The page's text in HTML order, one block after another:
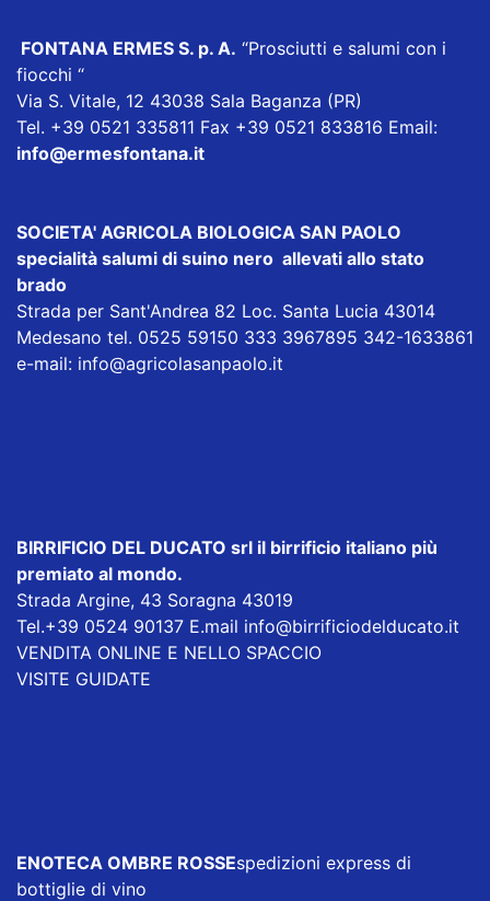
FONTANA ERMES S. p. A. “Prosciutti e salumi con i
fiocchi “
Via S. Vitale, 12 43038 Sala Baganza (PR)
Tel. +39 0521 335811 Fax +39 0521 833816 Email:
info@ermesfontana.it
SOCIETA' AGRICOLA BIOLOGICA SAN PAOLO
specialità salumi di suino nero allevati allo stato
brado
Strada per Sant'Andrea 82 Loc. Santa Lucia 43014
Medesano tel. 0525 59150 333 3967895 342-1633861
e-mail: info@agricolasanpaolo.it
BIRRIFICIO DEL DUCATO srl il birrificio italiano più
premiato al mondo.
Strada Argine, 43 Soragna 43019
Tel.+39 0524 90137 E.mail info@birrificiodelducato.it
VENDITA ONLINE E NELLO SPACCIO
VISITE GUIDATE
ENOTECA OMBRE ROSSEspedizioni express di
bottiglie di vino